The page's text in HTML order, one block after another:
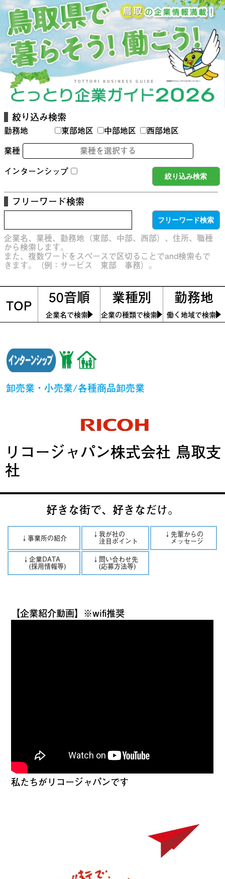
絞り込み検索
勤務地 東部地区 中部地区
西部地区
業種
業種を選択する
インターンシップ
フリーワード検索
企業名、業種、勤務地（東部、中部、西部）、住所、職種
から検索します。
また、複数ワードをスペースで区切ることでand検索もで
きます。（例：サービス 東部 事務）。
TOP 50音順
企業名で検索
業種別
企業の種類で検索
勤務地
働く地域で検索
卸売業・小売業/各種商品卸売業
リコージャパン株式会社 鳥取支
社
好きな街で、好きなだけ。
↓事業所の紹介 ↓我が社の
注目ポイント
↓先輩からの
メッセージ
↓企業DATA
(採用情報等)
↓問い合わせ先
(応募方法等)
【企業紹介動画】※wifi推奨
私たちがリコージャパンです